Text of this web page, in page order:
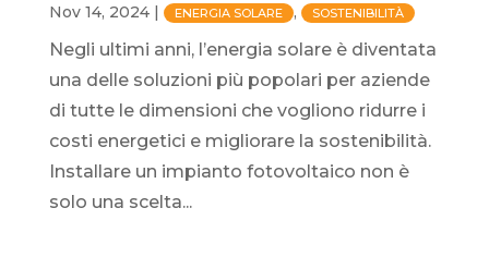
Nov 14, 2024| ENERGIA SOLARE , SOSTENIBILITÀ
Negli ultimi anni, l’energia solare è diventata
una delle soluzioni più popolari per aziende
di tutte le dimensioni che vogliono ridurre i
costi energetici e migliorare la sostenibilità.
Installare un impianto fotovoltaico non è
solo una scelta...